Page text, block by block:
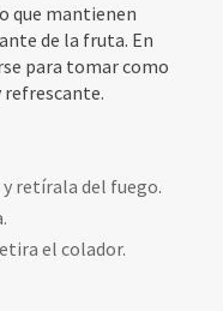
que mantienen
de la fruta. En
para tomar como
refrescante.
retírala del fuego.
el colador.